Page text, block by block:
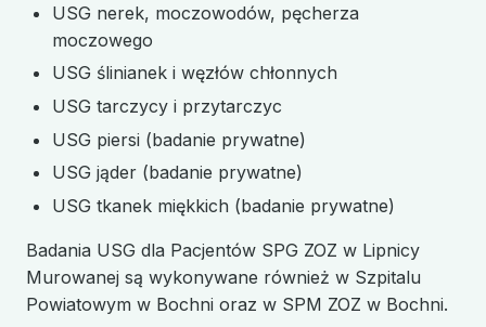
USG nerek, moczowodów, pęcherza
moczowego
USG ślinianek i węzłów chłonnych
USG tarczycy i przytarczyc
USG piersi (badanie prywatne)
USG jąder (badanie prywatne)
USG tkanek miękkich (badanie prywatne)
Badania USG dla Pacjentów SPG ZOZ w Lipnicy
Murowanej są wykonywane również w Szpitalu
Powiatowym w Bochni oraz w SPM ZOZ w Bochni.